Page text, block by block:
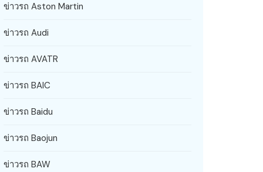
ข่าวรถ Aston Martin
ข่าวรถ Audi
ข่าวรถ AVATR
ข่าวรถ BAIC
ข่าวรถ Baidu
ข่าวรถ Baojun
ข่าวรถ BAW